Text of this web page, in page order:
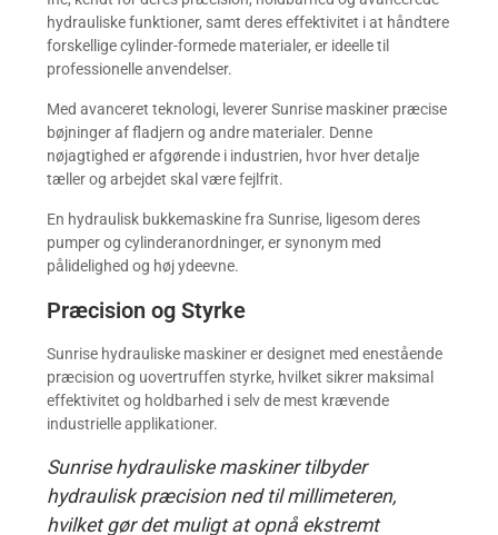
hydrauliske funktioner, samt deres effektivitet i at håndtere
forskellige cylinder-formede materialer, er ideelle til
professionelle anvendelser.
Med avanceret teknologi, leverer Sunrise maskiner præcise
bøjninger af fladjern og andre materialer. Denne
nøjagtighed er afgørende i industrien, hvor hver detalje
tæller og arbejdet skal være fejlfrit.
En hydraulisk bukkemaskine fra Sunrise, ligesom deres
pumper og cylinderanordninger, er synonym med
pålidelighed og høj ydeevne.
Præcision og Styrke
Sunrise hydrauliske maskiner er designet med enestående
præcision og uovertruffen styrke, hvilket sikrer maksimal
effektivitet og holdbarhed i selv de mest krævende
industrielle applikationer.
Sunrise hydrauliske maskiner tilbyder
hydraulisk præcision ned til millimeteren,
hvilket gør det muligt at opnå ekstremt